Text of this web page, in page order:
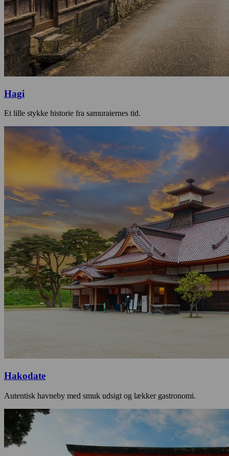
Hagi
Et lille stykke historie fra samuraiernes tid.
Hakodate
Autentisk havneby med smuk udsigt og lækker gastronomi.